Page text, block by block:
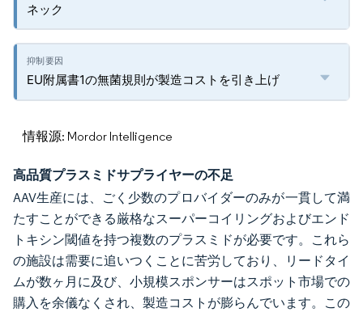
ネック
EU附属書1の無菌規則が製造コストを引き上げ
情報源: Mordor Intelligence
高品質プラスミドサプライヤーの不足
AAV生産には、ごく少数のプロバイダーのみが一貫して満
たすことができる厳格なスーパーコイリングおよびエンド
トキシン閾値を持つ複数のプラスミドが必要です。これら
の施設は需要に追いつくことに苦労しており、リードタイ
ムが数ヶ月に及び、小規模スポンサーはスポット市場での
購入を余儀なくされ、製造コストが膨らんでいます。この